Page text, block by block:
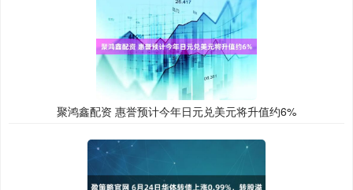
聚鸿鑫配资 惠誉预计今年日元兑美元将升值约6%